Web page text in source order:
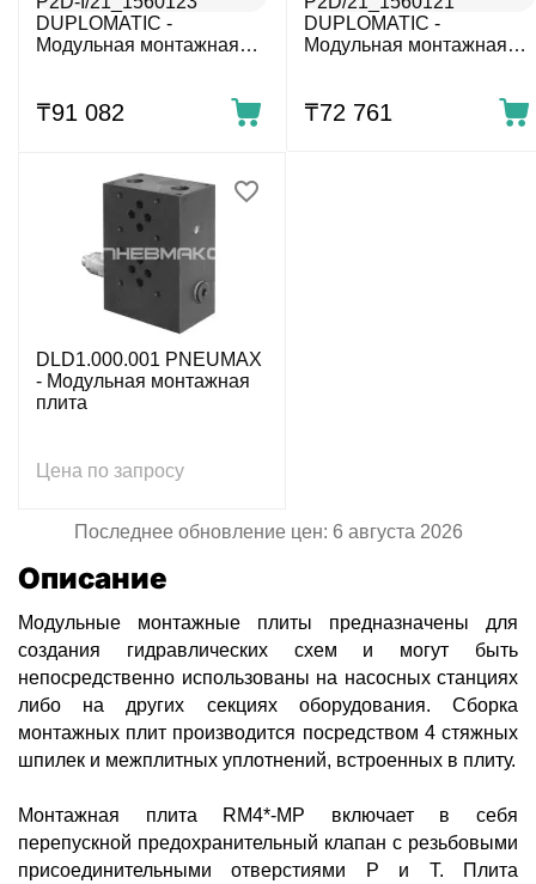
DUPLOMATIC -
Модульная монтажная
₸91 082
DUPLOMATIC -
Модульная монтажная
₸72 761
DLD1.000.001 PNEUMAX
- Модульная монтажная
плита
Цена по запросу
Последнее обновление цен: 6 августа 2026
Описание
Модульные монтажные плиты предназначены для
создания гидравлических схем и могут быть
непосредственно использованы на насосных станциях
либо на других секциях оборудования. Сборка
монтажных плит производится посредством 4 стяжных
шпилек и межплитных уплотнений, встроенных в плиту.
Монтажная плита RМ4*-MP включает в себя
перепускной предохранительный клапан с резьбовыми
присоединительными отверстиями Р и Т. Плита